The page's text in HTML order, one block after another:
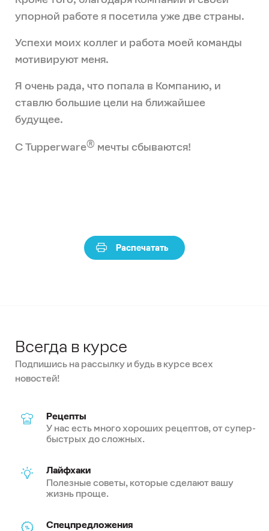
упорной работе я посетила уже две страны.
Успехи моих коллег и работа моей команды
мотивируют меня.
Я очень рада, что попала в Компанию, и
ставлю большие цели на ближайшее
будущее.
С Tupperware® мечты сбываются!
Распечатать
Всегда в курсе
Подпишись на рассылку и будь в курсе всех
новостей!
Рецепты
У нас есть много хороших рецептов, от супер-
быстрых до сложных.
Лайфхаки
Полезные советы, которые сделают вашу
жизнь проще.
Спецпредложения